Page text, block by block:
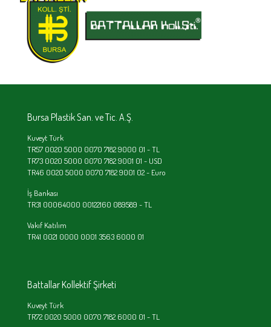
Bursa Plastik San. ve Tic. A.Ş.
Kuveyt Türk
TR57 0020 5000 0070 7182 9000 01 - TL
TR73 0020 5000 0070 7182 9001 01 - USD
TR46 0020 5000 0070 7182 9001 02 - Euro
İş Bankası
TR31 00064000 00122160 089589 - TL
Vakıf Katılım
TR41 0021 0000 0001 3563 6000 01
Battallar Kollektif Şirketi
Kuveyt Türk
TR72 0020 5000 0070 7182 6000 01 - TL